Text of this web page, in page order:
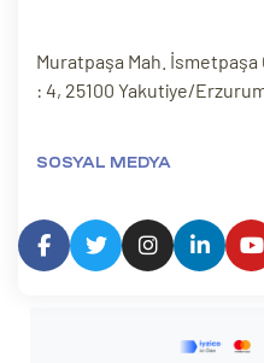
Muratpaşa Mah.
: 4, 25100 Yakutiye/
SOSYAL MEDYA